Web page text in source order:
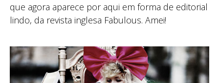
que agora aparece por aqui em forma de editorial
lindo, da revista inglesa Fabulous. Amei!